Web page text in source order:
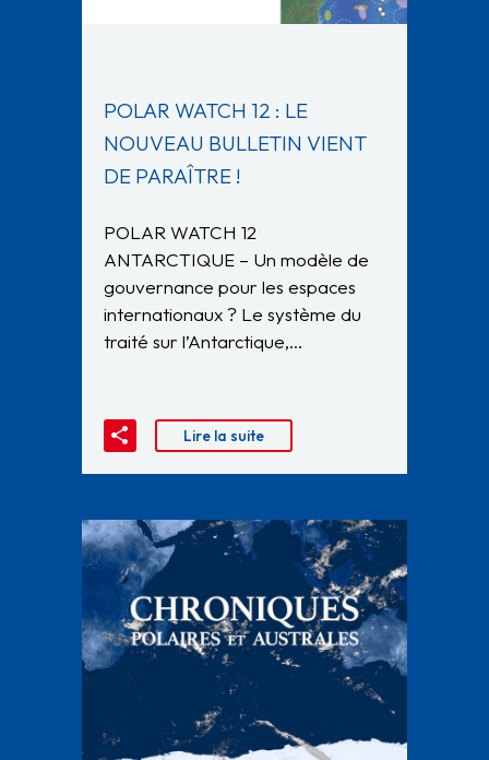
POLAR WATCH 12 : LE
NOUVEAU BULLETIN VIENT
DE PARAÎTRE !
POLAR WATCH 12
ANTARCTIQUE – Un modèle de
gouvernance pour les espaces
internationaux ? Le système du
traité sur l’Antarctique,…
Lire la suite